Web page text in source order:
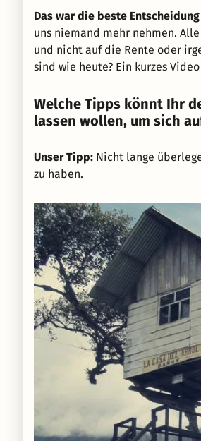
Das war die beste
uns niemand mehr nehmen.
und nicht auf die Rente oder
sind wie heute? Ein kurzes
Welche Tipps könnt Ihr
lassen wollen, um sich
Unser Tipp: Nicht lange
zu haben.